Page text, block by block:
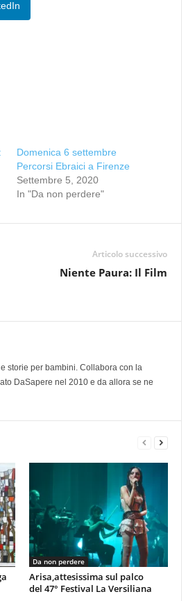
Domenica 6 settembre
Percorsi Ebraici a Firenze
Settembre 5, 2020
In "Da non perdere"
Articolo successivo
Niente Paura: Il Film
storie per bambini. Collabora con la
DaSapere nel 2010 e da allora se ne
Da non perdere
Arisa,attesissima sul palco
del 47° Festival La Versiliana